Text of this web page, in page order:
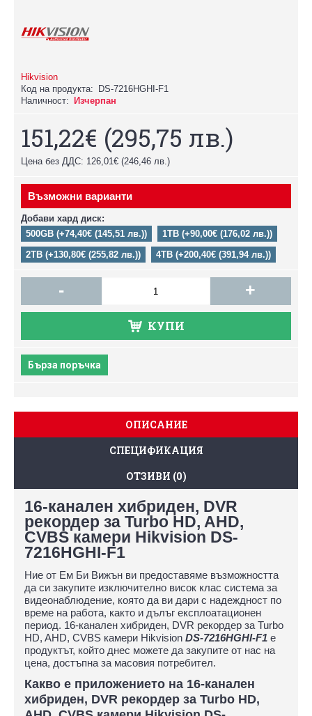
Hikvision
Код на продукта:
DS-7216HGHI-F1
Наличност:
Изчерпан
151,22€ (295,75 лв.)
Цена без ДДС: 126,01€ (246,46 лв.)
Възможни варианти
Добави хард диск:
500GB (+74,40€ (145,51 лв.))
1TB (+90,00€ (176,02 лв.))
2TB (+130,80€ (255,82 лв.))
4TB (+200,40€ (391,94 лв.))
- +
КУПИ
Бърза поръчка
ОПИСАНИЕ
СПЕЦИФИКАЦИЯ
ОТЗИВИ (0)
16-канален хибриден, DVR
рекордер за Turbo HD, AHD,
CVBS камери Hikvision DS-
7216HGHI-F1
Ние от Ем Би Вижън ви предоставяме възможността
да си закупите изключително висок клас система за
видеонаблюдение, която да ви дари с надеждност по
време на работа, както и дълъг експлоатационен
период. 16-канален хибриден, DVR рекордер за Turbo
HD, AHD, CVBS камери Hikvision DS-7216HGHI-F1 е
продуктът, който днес можете да закупите от нас на
цена, достъпна за масовия потребител.
Какво е приложението на 16-канален
хибриден, DVR рекордер за Turbo HD,